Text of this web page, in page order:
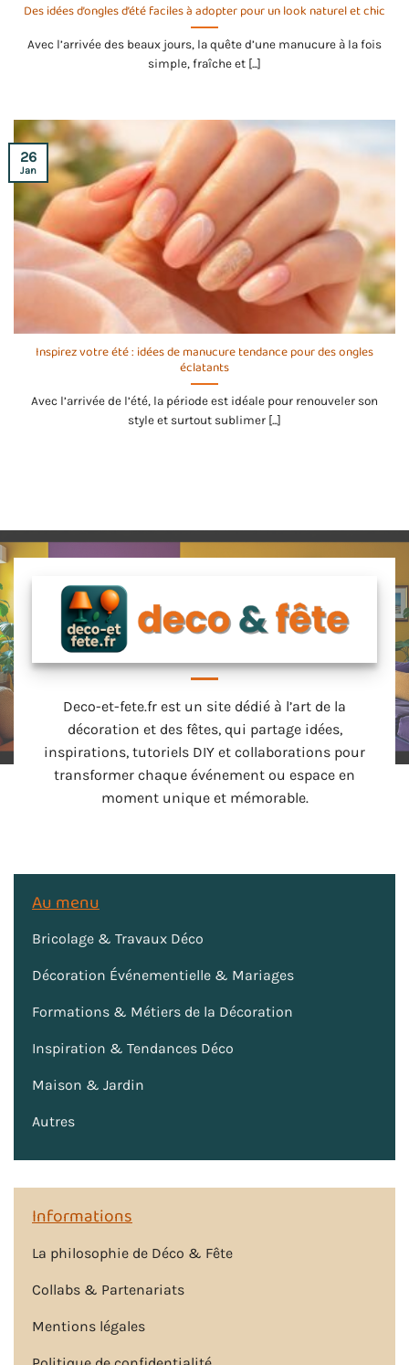
Des idées d’ongles d’été faciles à adopter pour un look naturel et chic
Avec l’arrivée des beaux jours, la quête d’une manucure à la fois
simple, fraîche et [...]
Inspirez votre été : idées de manucure tendance pour des ongles
éclatants
Avec l’arrivée de l’été, la période est idéale pour renouveler son
style et surtout sublimer [...]
26
Jan
Deco-et-fete.fr est un site dédié à l’art de la
décoration et des fêtes, qui partage idées,
inspirations, tutoriels DIY et collaborations pour
transformer chaque événement ou espace en
moment unique et mémorable.
Au menu
Bricolage & Travaux Déco
Décoration Événementielle & Mariages
Formations & Métiers de la Décoration
Inspiration & Tendances Déco
Maison & Jardin
Autres
Informations
La philosophie de Déco & Fête
Collabs & Partenariats
Mentions légales